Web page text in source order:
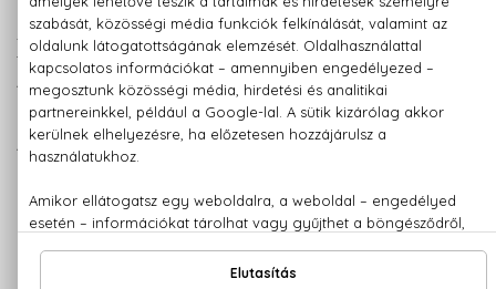
kezdeményezőkészségű. Bár szabad szellem, mindig
szüksége van egy tanácsadóra, akire biztosan
támaszkodhat. A gyengeséget elítéli, mégis gyakran labilis.
Az életben gyakran mindent egy kockára tesz, a gazdasági
ügyekben viszont nagyszerű gyakorlati érzékkel rendelkezik.
A Skorpió férfi dinamikus, jó munkabírású, de gyakran
elfecsérli az energiáját. Annak ellenére, hogy számára az
élet nagy nehézséget, valóságos kínt jelent, hamar talpra áll
bármilyen kudarc után.
Egy nőnek veszélyes kettesben maradnia a Skorpió férfival.
Nem ismeri az önmegtartóztatást, folyton kalandra vágyik.